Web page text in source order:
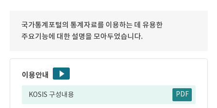
국가통계포털의 통계자료를 이용하는 데 유용한
주요기능에 대한 설명을 모아두었습니다.
이용안내
KOSIS 구성내용 PDF